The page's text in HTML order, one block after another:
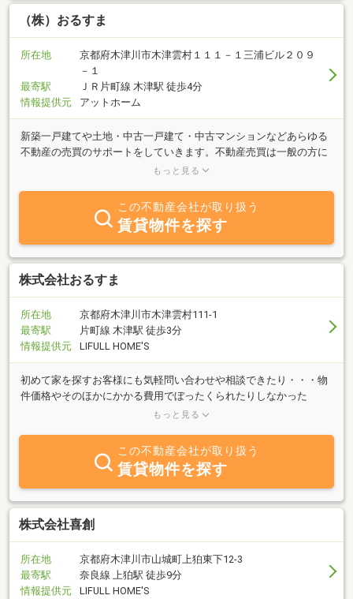
（株）おるすま
所在地
京都府木津川市木津雲村１１１－１三浦ビル２０９
－１
最寄駅
ＪＲ片町線 木津駅 徒歩4分
情報提供元
アットホーム
新築一戸建てや土地・中古一戸建て・中古マンションなどあらゆる
不動産の売買のサポートをしていきます。不動産売買は一般の方に
は縁遠く、よくわからない部分も多いと思いますが、そういった不
すく安心して取引できる不動産探しを提供していきたいと思いま
もっと見る
この不動産会社が取り扱う
賃貸物件を探す
株式会社おるすま
所在地
京都府木津川市木津雲村111-1
最寄駅
片町線 木津駅 徒歩3分
情報提供元
LIFULL HOME'S
初めて家を探すお客様にも気軽問い合わせや相談できたり・・・物
件価格やそのほかにかかる費用でぼったくられたりしなかった
り・・・家を買ってからも些細なことで相談できたり・・・そんな
もっと見る
この不動産会社が取り扱う
賃貸物件を探す
株式会社喜創
所在地
京都府木津川市山城町上狛東下12-3
最寄駅
奈良線 上狛駅 徒歩9分
情報提供元
LIFULL HOME'S